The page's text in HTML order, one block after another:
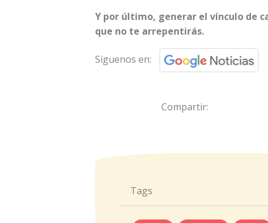
Y por último, generar el vínculo de
que no te arrepentirás.
Síguenos en:
Compartir:
Tags